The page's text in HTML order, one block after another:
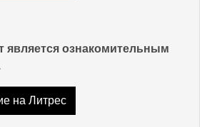
является ознакомительным
на Литрес